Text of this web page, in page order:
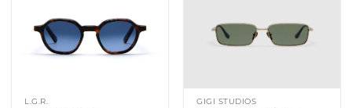
L.G.R. GIGI STUDIOS